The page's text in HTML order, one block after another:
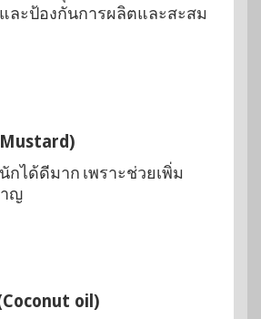
ละป้องกันการผลิตและสะสม
ได้ดีมาก เพราะช่วยเพิ่ม
าญ
oil)